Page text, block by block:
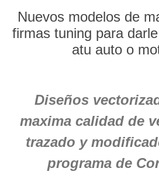
Nuevos modelos de
firmas tuning para
atu auto o
Diseños
maxima calidad de
trazado y
programa de